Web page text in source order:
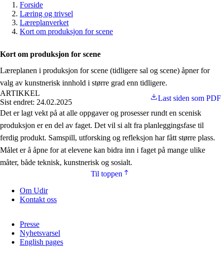
Forside
Læring og trivsel
Læreplanverket
Kort om produksjon for scene
Kort om produksjon for scene
Læreplanen i produksjon for scene (tidligere sal og scene) åpner for
valg av kunstnerisk innhold i større grad enn tidligere.
ARTIKKEL
Sist endret: 24.02.2025
Last siden som PDF
Det er lagt vekt på at alle oppgaver og prosesser rundt en scenisk
produksjon er en del av faget. Det vil si alt fra planleggingsfase til
ferdig produkt. Samspill, utforsking og refleksjon har fått større plass.
Målet er å åpne for at elevene kan bidra inn i faget på mange ulike
måter, både teknisk, kunstnerisk og sosialt.
Til toppen
Om Udir
Kontakt oss
Presse
Nyhetsvarsel
English pages